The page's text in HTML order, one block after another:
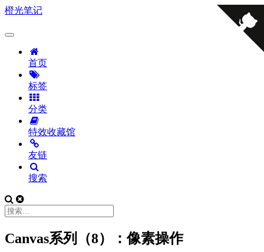
橙光笔记
首页
标签
分类
特效收藏馆
友链
搜索
Canvas系列（8）：像素操作